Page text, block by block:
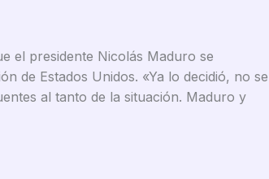
el presidente Nicolás Maduro se
de Estados Unidos. «Ya lo decidió, no se
al tanto de la situación. Maduro y